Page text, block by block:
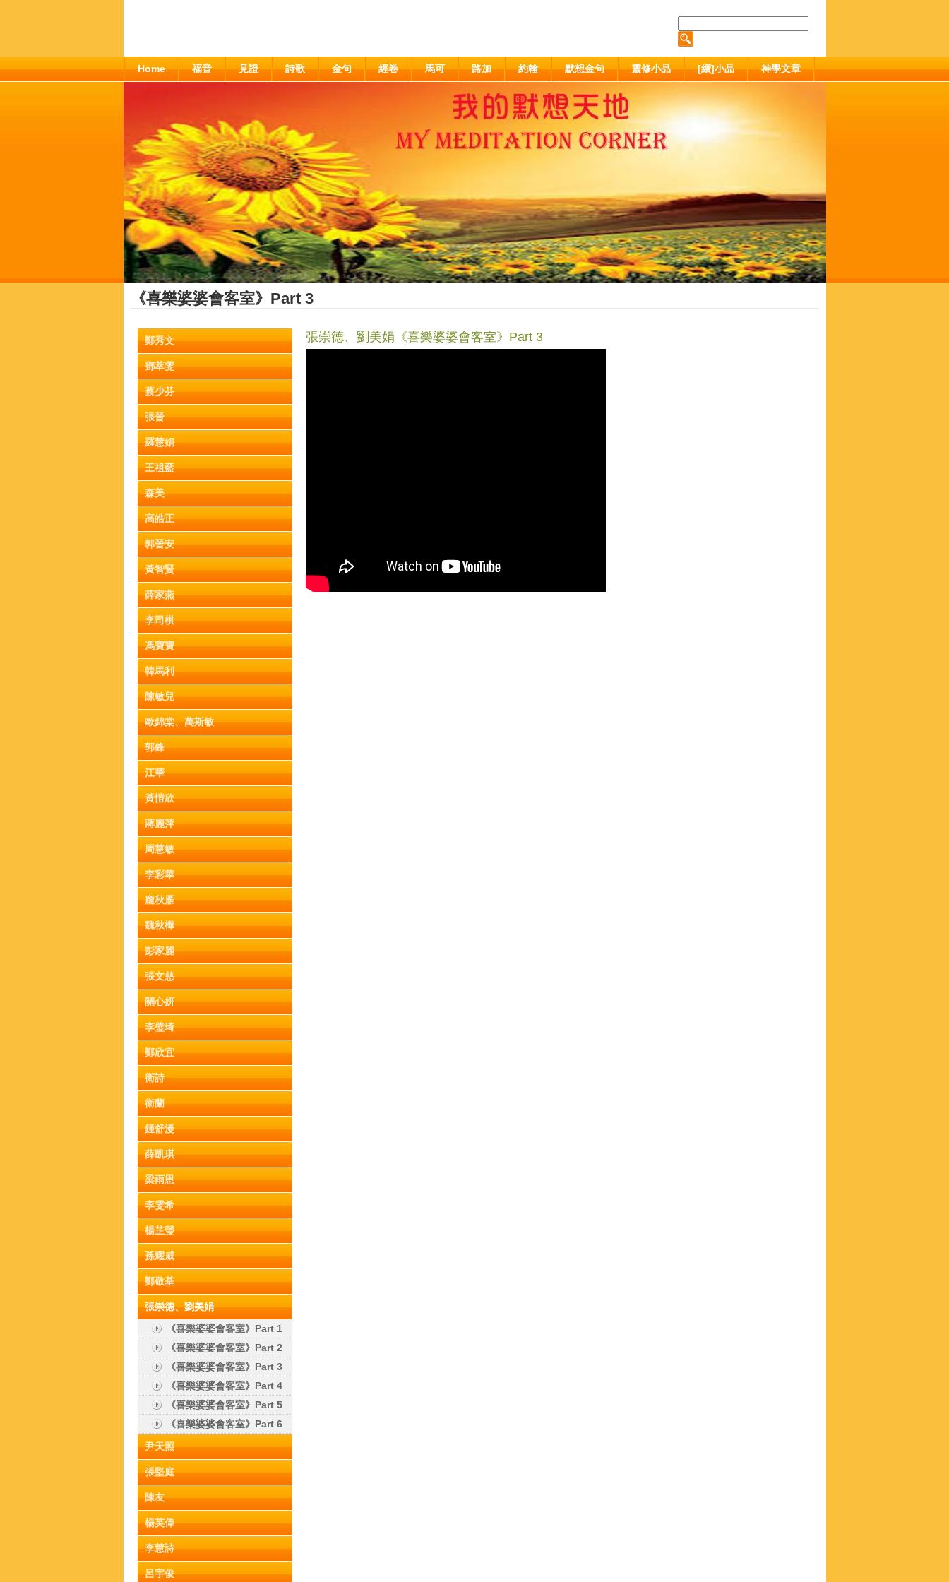
Home 福音 見證 詩歌 金句 經卷 馬可 路加 約翰 默想金句 靈修小品 [續]小品 神學文章
《喜樂婆婆會客室》Part 3
鄭秀文
鄧萃雯
蔡少芬
張晉
羅慧娟
王祖藍
森美
高皓正
郭晉安
黃智賢
薛家燕
李司棋
馮寶寶
韓馬利
陳敏兒
歐錦棠、萬斯敏
郭鋒
江華
黃愷欣
蔣麗萍
周慧敏
李彩華
龐秋雁
魏秋樺
彭家麗
張文慈
關心妍
李璧琦
鄭欣宜
衛詩
衛蘭
鍾舒漫
薛凱琪
梁雨恩
李雯希
楊芷瑩
孫耀威
鄭敬基
張崇德、劉美娟
《喜樂婆婆會客室》Part 1
《喜樂婆婆會客室》Part 2
《喜樂婆婆會客室》Part 3
《喜樂婆婆會客室》Part 4
《喜樂婆婆會客室》Part 5
《喜樂婆婆會客室》Part 6
尹天照
張堅庭
陳友
楊英偉
李慧詩
呂宇俊
張崇德、劉美娟《喜樂婆婆會客室》Part 3